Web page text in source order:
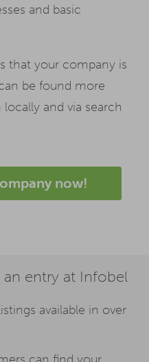
and basic
that your company is
be found more
and via search
now!
entry at Infobel
available in over